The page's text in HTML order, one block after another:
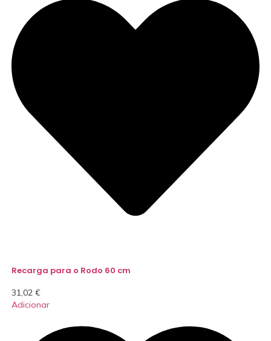
Recarga para o Rodo 60 cm
31,02 €
Adicionar